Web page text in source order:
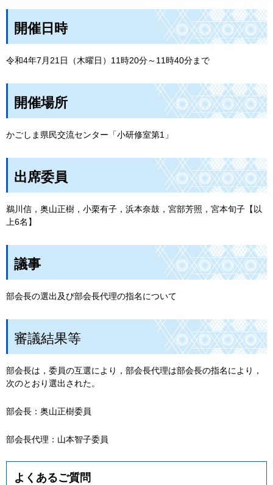
開催日時
令和4年7月21日（木曜日）11時20分～11時40分まで
開催場所
かごしま県民交流センター「小研修室第1」
出席委員
鵜川信，奥山正樹，小栗有子，浜本奈鼓，宮部芳照，宮本旬子【以
上6名】
議事
部会長の選出及び部会長代理の指名について
審議結果等
部会長は，委員の互選により，部会長代理は部会長の指名により，
次のとおり選出された。
部会長：奥山正樹委員
部会長代理：山本智子委員
よくあるご質問